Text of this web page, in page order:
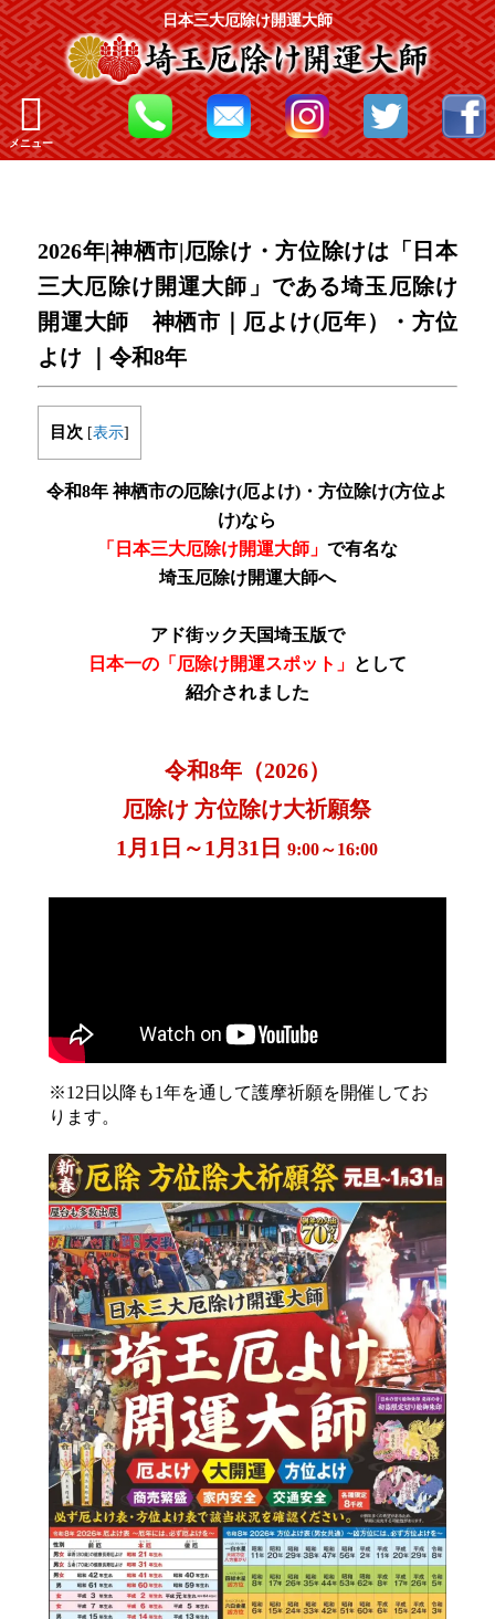
日本三大厄除け開運大師
メニュー
2026年|神栖市|厄除け・方位除けは「日本
三大厄除け開運大師」である埼玉厄除け
開運大師 神栖市｜厄よけ(厄年）・方位
よけ ｜令和8年
目次 [表示]
令和8年 神栖市の厄除け(厄よけ)・方位除け(方位よ
け)なら
「日本三大厄除け開運大師」 で有名な
埼玉厄除け開運大師へ
アド街ック天国埼玉版で
日本一の「厄除け開運スポット」 として
紹介されました
令和8年（2026）
厄除け 方位除け大祈願祭
1月1日～1月31日9:00～16:00
※12日以降も1年を通して護摩祈願を開催してお
ります。